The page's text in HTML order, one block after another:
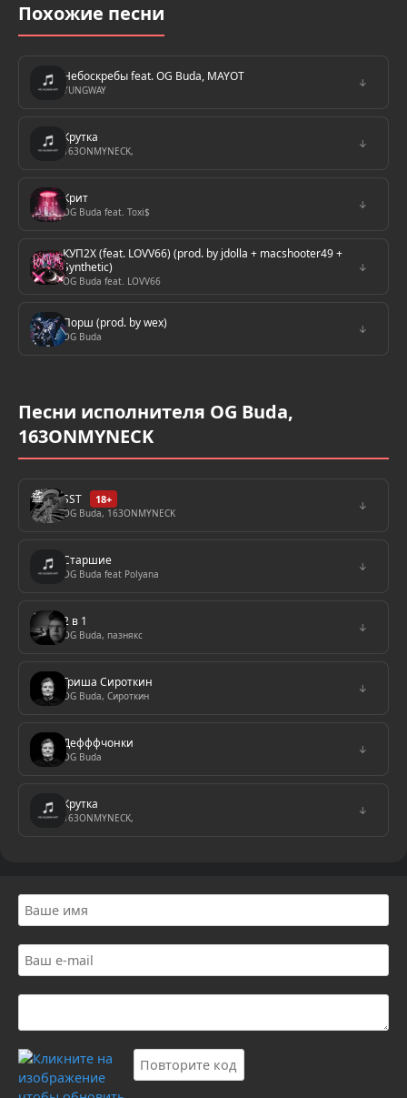
Похожие песни
Небоскребы feat. OG Buda, MAYOT
YUNGWAY
↓
Крутка
163ONMYNECK,
↓
Крит
OG Buda feat. Toxi$
↓
КУП2Х (feat. LOVV66) (prod. by jdolla + macshooter49 +
Synthetic)
OG Buda feat. LOVV66
↓
Порш (prod. by wex)
OG Buda
↓
Песни исполнителя OG Buda,
163ONMYNECK
SST 18+
OG Buda, 163ONMYNECK
↓
Старшие
OG Buda feat Polyana
↓
2 в 1
OG Buda, пазнякс
↓
Гриша Сироткин
OG Buda, Сироткин
↓
Дефффчонки
OG Buda
↓
Крутка
163ONMYNECK,
↓